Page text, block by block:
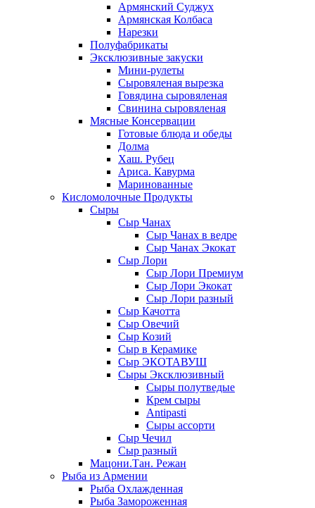
Армянский Суджух
Армянская Колбаса
Нарезки
Полуфабрикаты
Эксклюзивные закуски
Мини-рулеты
Сыровяленая вырезка
Говядина сыровяленая
Свинина сыровяленая
Мясные Консервации
Готовые блюда и обеды
Долма
Хаш. Рубец
Ариса. Кавурма
Маринованные
Кисломолочные Продукты
Сыры
Сыр Чанах
Сыр Чанах в ведре
Сыр Чанах Экокат
Сыр Лори
Сыр Лори Премиум
Сыр Лори Экокат
Сыр Лори разный
Сыр Качотта
Сыр Овечий
Сыр Козий
Сыр в Керамике
Сыр ЭКОТАВУШ
Сыры Эксклюзивный
Сыры полутведые
Крем сыры
Antipasti
Сыры ассорти
Сыр Чечил
Сыр разный
Мацони.Тан. Режан
Рыба из Армении
Рыба Охлажденная
Рыба Замороженная